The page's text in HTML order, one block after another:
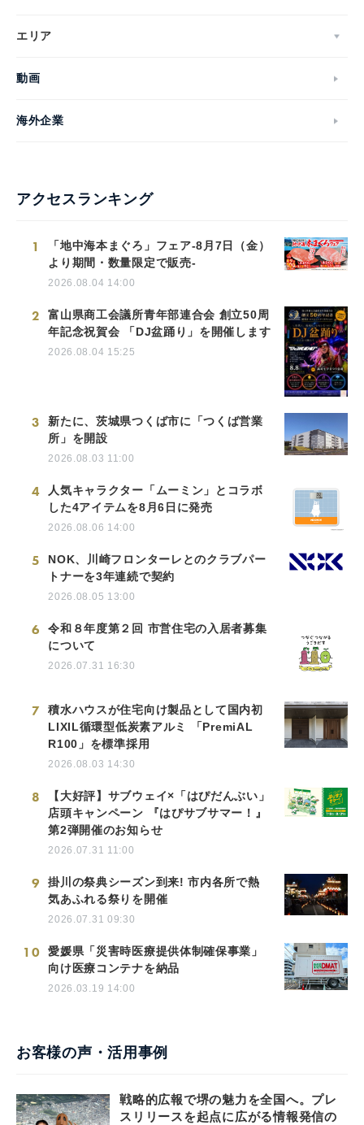
エリア
動画
海外企業
アクセスランキング
1
「地中海本まぐろ」フェア-8月7日（金）
より期間・数量限定で販売-
2026.08.04 14:00
2
富山県商工会議所青年部連合会 創立50周
年記念祝賀会 「DJ盆踊り」を開催します
2026.08.04 15:25
3
新たに、茨城県つくば市に「つくば営業
所」を開設
2026.08.03 11:00
4
人気キャラクター「ムーミン」とコラボ
した4アイテムを8月6日に発売
2026.08.06 14:00
5
NOK、川崎フロンターレとのクラブパー
トナーを3年連続で契約
2026.08.05 13:00
6
令和８年度第２回 市営住宅の入居者募集
について
2026.07.31 16:30
7
積水ハウスが住宅向け製品として国内初
LIXIL循環型低炭素アルミ 「PremiAL
R100」を標準採用
2026.08.03 14:30
8
【大好評】サブウェイ×「はぴだんぶい」
店頭キャンペーン 『はぴサブサマー！』
第2弾開催のお知らせ
2026.07.31 11:00
9
掛川の祭典シーズン到来! 市内各所で熱
気あふれる祭りを開催
2026.07.31 09:30
10
愛媛県「災害時医療提供体制確保事業」
向け医療コンテナを納品
2026.03.19 14:00
お客様の声・活用事例
戦略的広報で堺の魅力を全国へ。プレ
スリリースを起点に広がる情報発信の